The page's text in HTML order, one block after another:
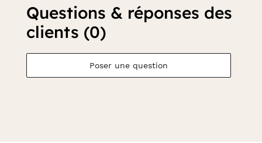
Questions & réponses des
clients (0)
Poser une question